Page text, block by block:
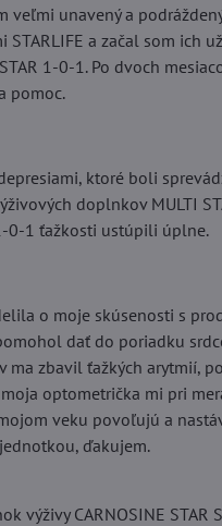
veľmi unavený a
a začal som ich
1-0-1. Po dvoch
pomoc.
ktoré boli
doplnkov MULTI
0-1 ťažkosti ustúpili úplne.
o moje skúsenosti s
dať do poriadku
ma zbavil ťažkých arytmií,
optometrička mi pri
veku povoľujú a
ďakujem.
výživy CARNOSINE